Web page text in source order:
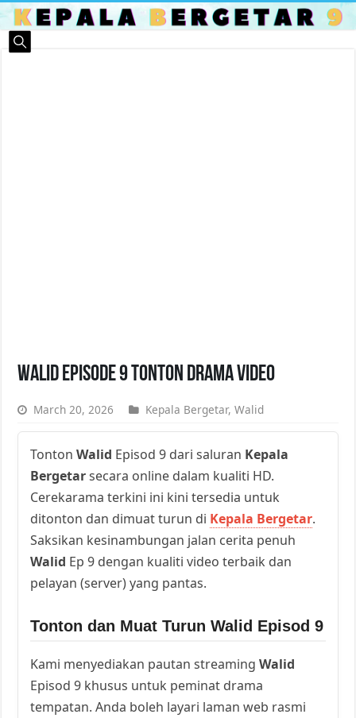
Walid Episode 9 Tonton Drama Video
March 20, 2026 Kepala Bergetar,Walid
TontonWalid Episod 9 dari saluran Kepala
Bergetarsecara online dalam kualiti HD.
Cerekarama terkini ini kini tersedia untuk
ditonton dan dimuat turun di Kepala Bergetar.
Saksikan kesinambungan jalan cerita penuh
Walid Ep 9 dengan kualiti video terbaik dan
pelayan (server) yang pantas.
Tonton dan Muat Turun Walid Episod 9
Kami menyediakan pautan streamingWalid
Episod 9 khusus untuk peminat drama
tempatan. Anda boleh layari laman web rasmi